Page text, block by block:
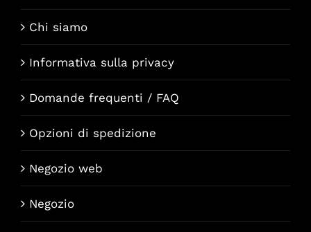
Chi siamo
Informativa sulla privacy
Domande frequenti / FAQ
Opzioni di spedizione
Negozio web
Negozio